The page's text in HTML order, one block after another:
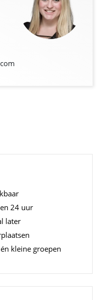
24 uur
later
kleine groepen